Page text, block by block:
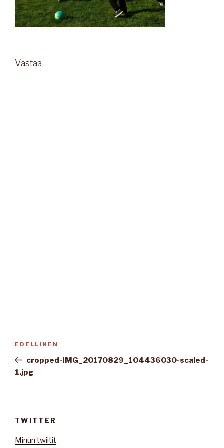
Vastaa
Edellinen
artikkeli
EDELLINEN
cropped-IMG_20170829_104436030-scaled-
1.jpg
TWITTER
Minun twiitit